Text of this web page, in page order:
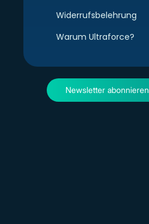
Widerrufsbelehrung
Warum Ultraforce?
Newsletter abonnieren